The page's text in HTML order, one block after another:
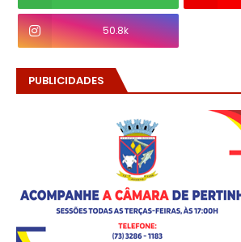
50.8k
PUBLICIDADES